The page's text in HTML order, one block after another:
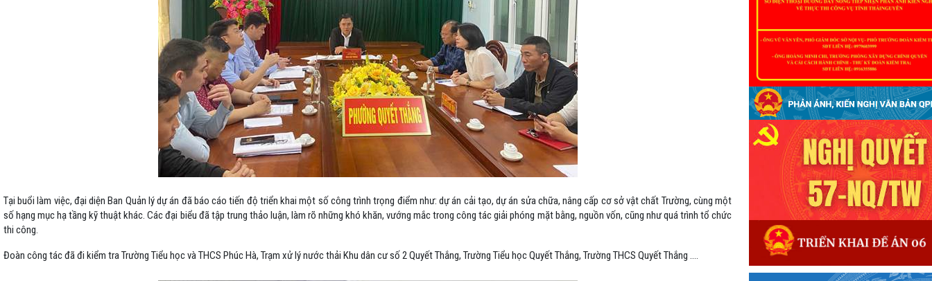
Tại buổi làm việc, đại diện Ban Quản lý dự án đã báo cáo tiến độ triển khai một số công trình trọng điểm như: dự án cải tạo, dự án sửa chữa, nâng cấp cơ sở vật chất Trường, cùng một
số hạng mục hạ tầng kỹ thuật khác. Các đại biểu đã tập trung thảo luận, làm rõ những khó khăn, vướng mắc trong công tác giải phóng mặt bằng, nguồn vốn, cũng như quá trình tổ chức
thi công.
Đoàn công tác đã đi kiểm tra Trường Tiểu học và THCS Phúc Hà, Trạm xử lý nước thải Khu dân cư số 2 Quyết Thắng, Trường Tiểu học Quyết Thắng, Trường THCS Quyết Thắng ….